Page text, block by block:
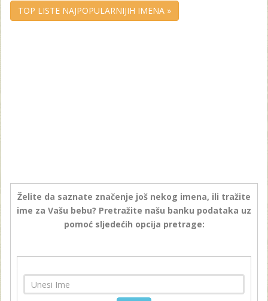
TOP LISTE NAJPOPULARNIJIH IMENA »
Želite da saznate značenje još nekog imena, ili tražite
ime za Vašu bebu? Pretražite našu banku podataka uz
pomoć sljedećih opcija pretrage: